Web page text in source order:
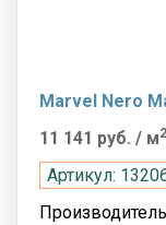
Marvel Nero
11 141 руб. / м2
Артикул: